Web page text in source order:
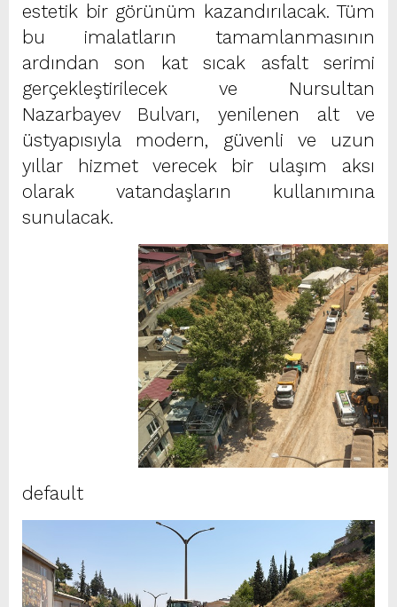
estetik bir görünüm kazandırılacak. Tüm
bu imalatların tamamlanmasının
ardından son kat sıcak asfalt serimi
gerçekleştirilecek ve Nursultan
Nazarbayev Bulvarı, yenilenen alt ve
üstyapısıyla modern, güvenli ve uzun
yıllar hizmet verecek bir ulaşım aksı
olarak vatandaşların kullanımına
sunulacak.
default